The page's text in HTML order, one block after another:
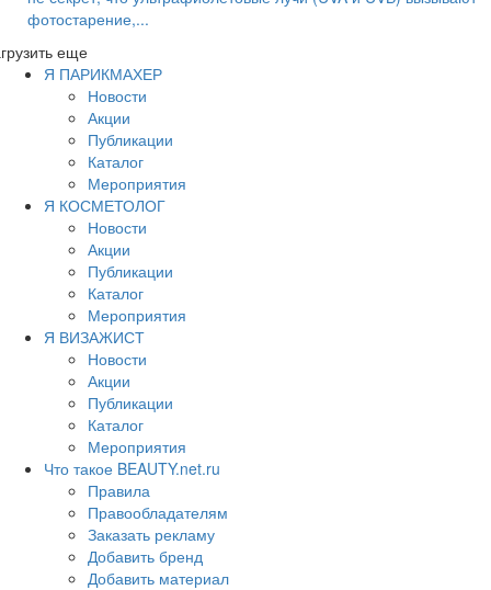
фотостарение,...
еще
Я ПАРИКМАХЕР
Новости
Акции
Публикации
Каталог
Мероприятия
Я КОСМЕТОЛОГ
Новости
Акции
Публикации
Каталог
Мероприятия
Я ВИЗАЖИСТ
Новости
Акции
Публикации
Каталог
Мероприятия
Что такое BEAUTY.net.ru
Правила
Правообладателям
Заказать рекламу
Добавить бренд
Добавить материал